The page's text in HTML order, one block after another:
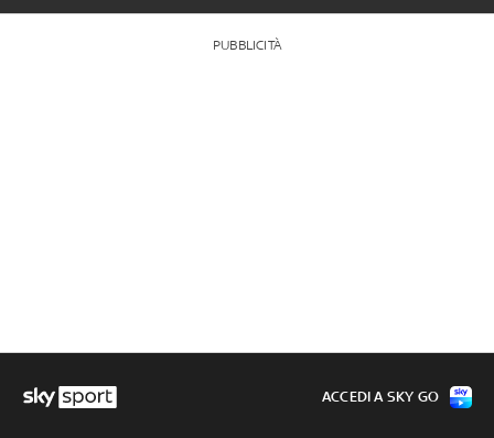
PUBBLICITÀ
ACCEDI A SKY GO